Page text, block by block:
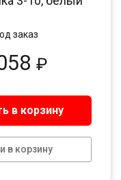
₽
в корзину
в корзину
заказ